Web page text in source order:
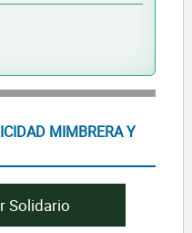
MIMBRERA Y
Solidario